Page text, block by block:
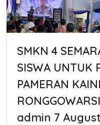
SMKN 4
SISWA UNTUK
PAMERAN
admin 7